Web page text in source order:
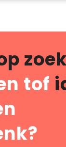
tof